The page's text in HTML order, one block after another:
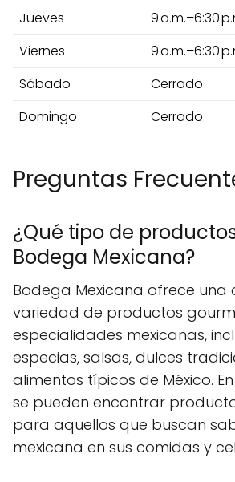
Jueves
9 a.m.–6:30
Viernes
9 a.m.–6:30
Sábado
Cerrado
Domingo
Cerrado
Preguntas
¿Qué tipo de
Bodega Mexicana?
Bodega Mexicana ofrece una
variedad de productos
especialidades mexicanas,
especias, salsas, dulces
alimentos típicos de México.
se pueden encontrar
para aquellos que buscan
mexicana en sus comidas y